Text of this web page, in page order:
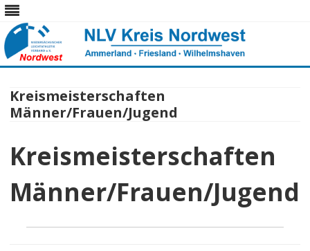
Skip
content
Kreismeisterschaften
Männer/Frauen/Jugend
Kreismeisterschaften
Männer/Frauen/Jugend